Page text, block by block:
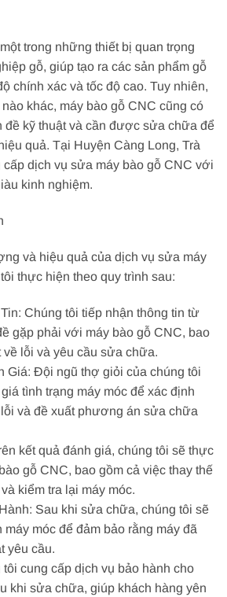
trong những thiết bị quan trọng
gỗ, giúp tạo ra các sản phẩm gỗ
chính xác và tốc độ cao. Tuy nhiên,
khác, máy bào gỗ CNC cũng có
đề kỹ thuật và cần được sửa chữa để
quả. Tại Huyện Càng Long, Trà
cấp dịch vụ sửa máy bào gỗ CNC với
kinh nghiệm.
và hiệu quả của dịch vụ sửa máy
thực hiện theo quy trình sau:
Chúng tôi tiếp nhận thông tin từ
gặp phải với máy bào gỗ CNC, bao
về lỗi và yêu cầu sửa chữa.
Giá: Đội ngũ thợ giỏi của chúng tôi
tình trạng máy móc để xác định
và đề xuất phương án sửa chữa
kết quả đánh giá, chúng tôi sẽ thực
gỗ CNC, bao gồm cả việc thay thế
kiểm tra lại máy móc.
Sau khi sửa chữa, chúng tôi sẽ
máy móc để đảm bảo rằng máy đã
yêu cầu.
cung cấp dịch vụ bảo hành cho
khi sửa chữa, giúp khách hàng yên